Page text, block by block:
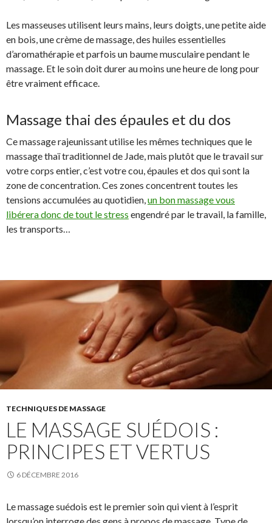
Les masseuses utilisent leurs mains, leurs doigts, une petite aide
en bois, une crème de massage, des huiles essentielles
d’aromathérapie et parfois un baume musculaire pendant le
massage. Et le soin doit durer au moins une heure de long pour
être vraiment efficace.
Massage thai des épaules et du dos
Ce massage rajeunissant utilise les mêmes techniques que le
massage thaï traditionnel de Jade, mais plutôt que le travail sur
votre corps entier, c’est votre cou, épaules et dos qui sont la
zone de concentration. Ces zones concentrent toutes les
tensions accumulées au quotidien, un bon massage vous
libérera donc de tout le stress engendré par le travail, la famille,
les transports…
TECHNIQUES DE MASSAGE
LE MASSAGE SUÉDOIS :
PRINCIPES ET VERTUS
6 DÉCEMBRE 2016
Le massage suédois est le premier soin qui vient à l’esprit
lorsqu’on interroge des gens à propos de massage. Type de